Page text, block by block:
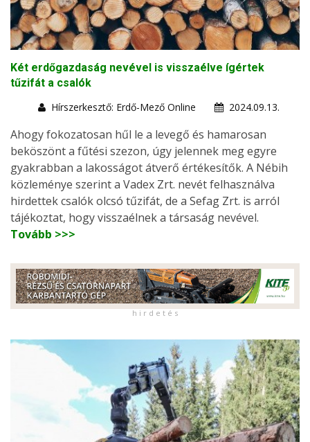
Két erdőgazdaság nevével is visszaélve ígértek
tűzifát a csalók
Hírszerkesztő: Erdő-Mező Online
2024.09.13.
Ahogy fokozatosan hűl le a levegő és hamarosan
beköszönt a fűtési szezon, úgy jelennek meg egyre
gyakrabban a lakosságot átverő értékesítők. A Nébih
közleménye szerint a Vadex Zrt. nevét felhasználva
hirdettek csalók olcsó tűzifát, de a Sefag Zrt. is arról
tájékoztat, hogy visszaélnek a társaság nevével.
Tovább >>>
h i r d e t é s